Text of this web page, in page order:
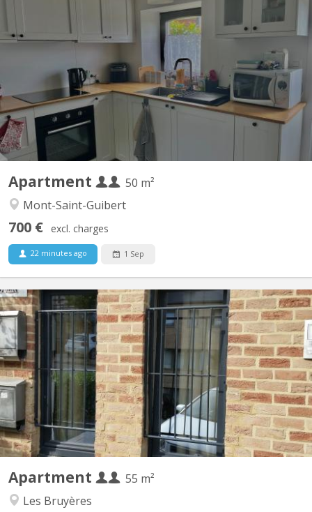
Apartment
50 m²
Mont-Saint-Guibert
700 € excl. charges
22 minutes ago 1 Sep
KV 2223
Duplex de 50 m2 situé à Mont-Saint-Guibert dans rue calme Rue
Demi-Lune Le rez comporte un coin cuisine et un salon. A
l'étage, se trouvent une chambre à coucher, la salle de bain
(douche) et la toilette (wc séparé) Un espace buanderie est à
disposition. Pour couple d'étudiant. e. s ou 1...
Apartment
55 m²
Les Bruyères
KV 2081
Appartement lumineux de 56m2 disponible, et possible pour 2
personnes ou couple. Un salon meublé avec 2 divans-lits, tapis et
table de salon et rangé table-bureau; une grande chambre avec 2
lits (1 grand 2 personnes et 1personne), 2 placards de
rangement, et bureau avec fauteuil ; cuisine équipée...